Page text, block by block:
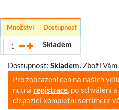
Množství Dostupnost
Skladem
Dostupnost: Skladem. Zboží
Pro zobrazení cen na našich
nutná registrace, po schválení
dispozici kompletní sortiment